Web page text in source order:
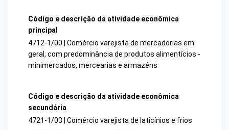
Código e descrição da atividade econômica
principal
4712-1/00 | Comércio varejista de mercadorias em
geral, com predominância de produtos alimentícios -
minimercados, mercearias e armazéns
Código e descrição da atividade econômica
secundária
4721-1/03 | Comércio varejista de laticínios e frios